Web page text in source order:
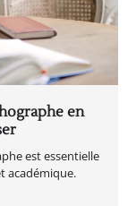
en
est essentielle
académique.